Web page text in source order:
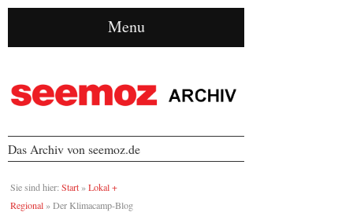
Menu
Das Archiv von seemoz.de
Sie sind hier: Start » Lokal +
Regional » Der Klimacamp-Blog